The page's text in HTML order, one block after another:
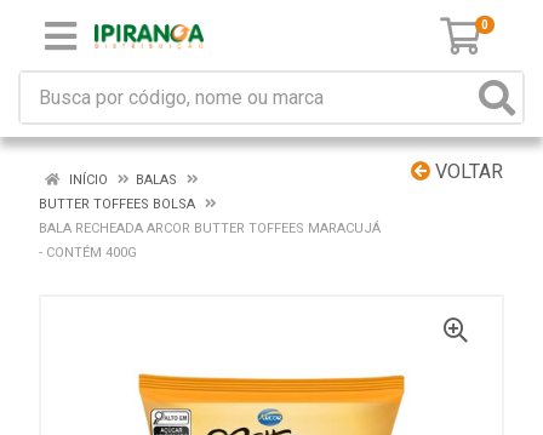
0
VOLTAR
INÍCIO
BALAS
BUTTER TOFFEES BOLSA
BALA RECHEADA ARCOR BUTTER TOFFEES MARACUJÁ
- CONTÉM 400G